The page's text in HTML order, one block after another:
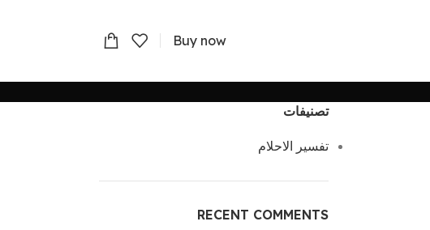
Buy now
تصنيفات
تفسير الاحلام
RECENT COMMENTS